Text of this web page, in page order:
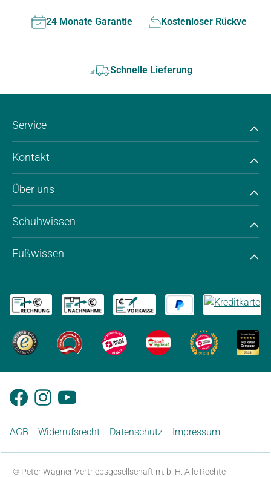
24 Monate Garantie Kostenloser Rückversand
Schnelle Lieferung
Service
Kontakt
Über uns
Schuhwissen
Fußwissen
AGB Widerrufsrecht Datenschutz Impressum
© Peter Wagner Vertriebsgesellschaft m. b. H. Alle Rechte